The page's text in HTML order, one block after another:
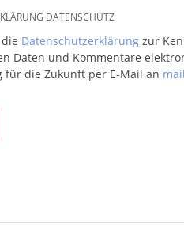
DATENSCHUTZ
Datenschutzerklärungzur
Daten und Kommentare
für die Zukunft per E-Mail an